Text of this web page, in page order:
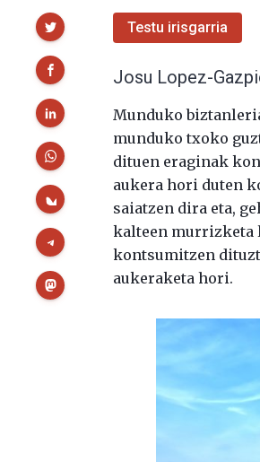
Testu irisgarria
Josu Lopez-
Munduko
munduko txoko
dituen eraginak
aukera hori duten
saiatzen dira eta,
kalteen murrizketa
kontsumitzen
aukeraketa hori.
Partekatu